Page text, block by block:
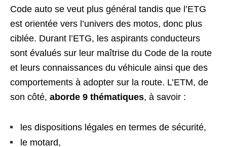
Code auto se veut plus général tandis que l’ETG
est orientée vers l’univers des motos, donc plus
ciblée. Durant l’ETG, les aspirants conducteurs
sont évalués sur leur maîtrise du Code de la route
et leurs connaissances du véhicule ainsi que des
comportements à adopter sur la route. L’ETM, de
son côté, aborde 9 thématiques, à savoir :
les dispositions légales en termes de sécurité,
le motard,